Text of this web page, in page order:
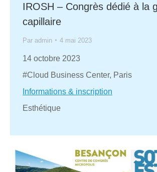
IROSH – Congrès dédié à la
capillaire
Par admin 4 mai 2023
14 octobre 2023
#Cloud Business Center, Paris
Informations & inscription
Esthétique